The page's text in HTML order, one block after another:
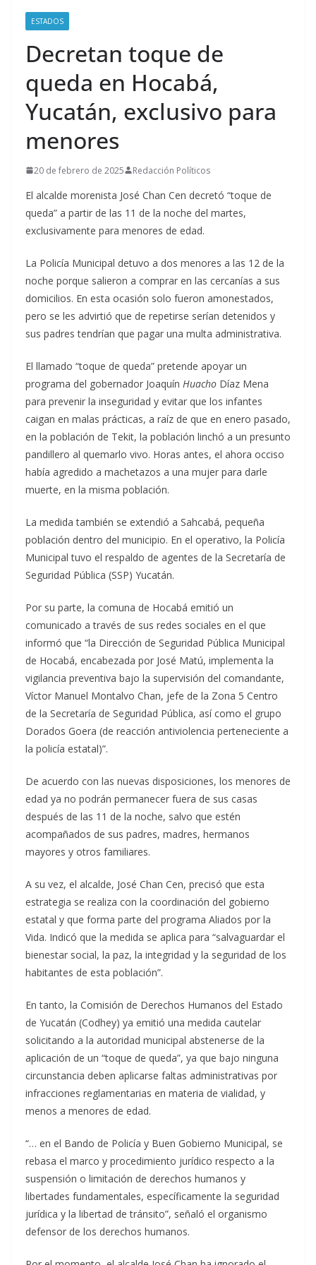
ESTADOS
Decretan toque de
queda en Hocabá,
Yucatán, exclusivo para
menores
20 de febrero de 2025 Redacción Políticos
El alcalde morenista José Chan Cen decretó “toque de
queda” a partir de las 11 de la noche del martes,
exclusivamente para menores de edad.
La Policía Municipal detuvo a dos menores a las 12 de la
noche porque salieron a comprar en las cercanías a sus
domicilios. En esta ocasión solo fueron amonestados,
pero se les advirtió que de repetirse serían detenidos y
sus padres tendrían que pagar una multa administrativa.
El llamado “toque de queda” pretende apoyar un
programa del gobernador Joaquín Huacho Díaz Mena
para prevenir la inseguridad y evitar que los infantes
caigan en malas prácticas, a raíz de que en enero pasado,
en la población de Tekit, la población linchó a un presunto
pandillero al quemarlo vivo. Horas antes, el ahora occiso
había agredido a machetazos a una mujer para darle
muerte, en la misma población.
La medida también se extendió a Sahcabá, pequeña
población dentro del municipio. En el operativo, la Policía
Municipal tuvo el respaldo de agentes de la Secretaría de
Seguridad Pública (SSP) Yucatán.
Por su parte, la comuna de Hocabá emitió un
comunicado a través de sus redes sociales en el que
informó que “la Dirección de Seguridad Pública Municipal
de Hocabá, encabezada por José Matú, implementa la
vigilancia preventiva bajo la supervisión del comandante,
Víctor Manuel Montalvo Chan, jefe de la Zona 5 Centro
de la Secretaría de Seguridad Pública, así como el grupo
Dorados Goera (de reacción antiviolencia perteneciente a
la policía estatal)”.
De acuerdo con las nuevas disposiciones, los menores de
edad ya no podrán permanecer fuera de sus casas
después de las 11 de la noche, salvo que estén
acompañados de sus padres, madres, hermanos
mayores y otros familiares.
A su vez, el alcalde, José Chan Cen, precisó que esta
estrategia se realiza con la coordinación del gobierno
estatal y que forma parte del programa Aliados por la
Vida. Indicó que la medida se aplica para “salvaguardar el
bienestar social, la paz, la integridad y la seguridad de los
habitantes de esta población”.
En tanto, la Comisión de Derechos Humanos del Estado
de Yucatán (Codhey) ya emitió una medida cautelar
solicitando a la autoridad municipal abstenerse de la
aplicación de un “toque de queda”, ya que bajo ninguna
circunstancia deben aplicarse faltas administrativas por
infracciones reglamentarias en materia de vialidad, y
menos a menores de edad.
“… en el Bando de Policía y Buen Gobierno Municipal, se
rebasa el marco y procedimiento jurídico respecto a la
suspensión o limitación de derechos humanos y
libertades fundamentales, específicamente la seguridad
jurídica y la libertad de tránsito”, señaló el organismo
defensor de los derechos humanos.